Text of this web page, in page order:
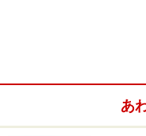
は市販品をメインと
だったメニューだけ
あ